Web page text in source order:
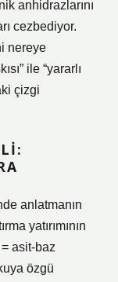
anhidrazlarını
cezbediyor.
nereye
ile “yararlı
çizgi
anlatmanın
yatırımının
= asit-baz
özgü